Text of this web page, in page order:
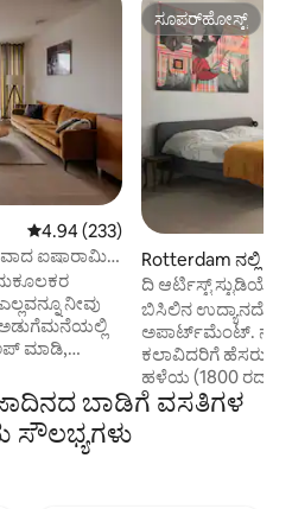
5 ರಲ್ಲಿ 4.94 ಸರಾಸರಿ ರೇಟಿಂಗ್, 233
4.94 (233)
ಐಷಾರಾಮಿ
ನೀವು
ಅಡುಗೆಮನೆಯಲ್ಲಿ
ಮಾಡಿ,
ಐಷಾರಾಮಿ
ಪ್ರತಿಯೊಬ್ಬರೂ
ಮಾಡಲು
ಸೂಪರ್‌ಹೋಸ್ಟ್
ಸೂಪರ್‌ಹೋಸ್ಟ್
Rotterdam ನಲ್ಲಿ
ದಿ ಆರ್ಟಿಸ್ಟ್ ಸ್ಟುಡಿಯೋ,
2 ಬೈಕ್‌ಗಳು
ಬಿಸಿಲಿನ
ಅಪಾರ್ಟ್‌ಮೆಂಟ್.
ಕಲಾವಿದರಿಗೆ
ಹಳೆಯ (1800 ರದಶಕ)
ಮಾಸ್ಟನಲ್ ನಿಮಗೆ
ಬಾಡಿಗೆ ವಸತಿಗಳ
ಸೌಲಭ್ಯಗಳು